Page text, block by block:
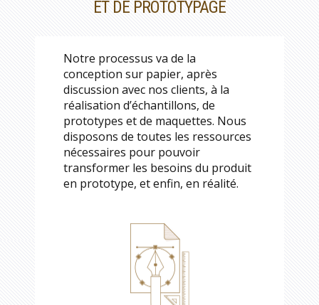
ET DE PROTOTYPAGE
Notre processus va de la
conception sur papier, après
discussion avec nos clients, à la
réalisation d’échantillons, de
prototypes et de maquettes. Nous
disposons de toutes les ressources
nécessaires pour pouvoir
transformer les besoins du produit
en prototype, et enfin, en réalité.